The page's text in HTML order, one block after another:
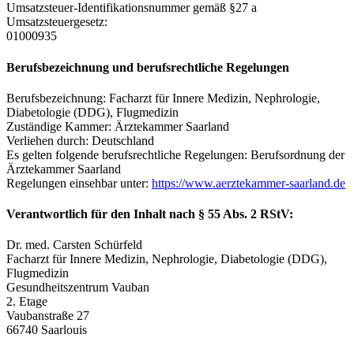
Umsatzsteuer-Identifikationsnummer gemäß §27 a
Umsatzsteuergesetz:
01000935
Berufsbezeichnung und berufsrechtliche Regelungen
Berufsbezeichnung: Facharzt für Innere Medizin, Nephrologie,
Diabetologie (DDG), Flugmedizin
Zuständige Kammer: Ärztekammer Saarland
Verliehen durch: Deutschland
Es gelten folgende berufsrechtliche Regelungen: Berufsordnung der
Ärztekammer Saarland
Regelungen einsehbar unter: https://www.aerztekammer-saarland.de
Verantwortlich für den Inhalt nach § 55 Abs. 2 RStV:
Dr. med. Carsten Schürfeld
Facharzt für Innere Medizin, Nephrologie, Diabetologie (DDG),
Flugmedizin
Gesundheitszentrum Vauban
2. Etage
Vaubanstraße 27
66740 Saarlouis